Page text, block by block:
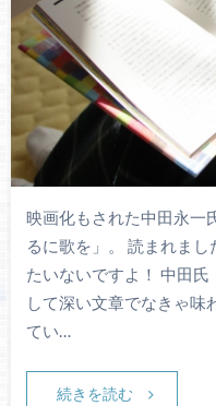
映画化もされた中田永一
るに歌を」。 読まれま
たいないですよ！ 中田
して深い文章でなきゃ味
てい…
続きを読む